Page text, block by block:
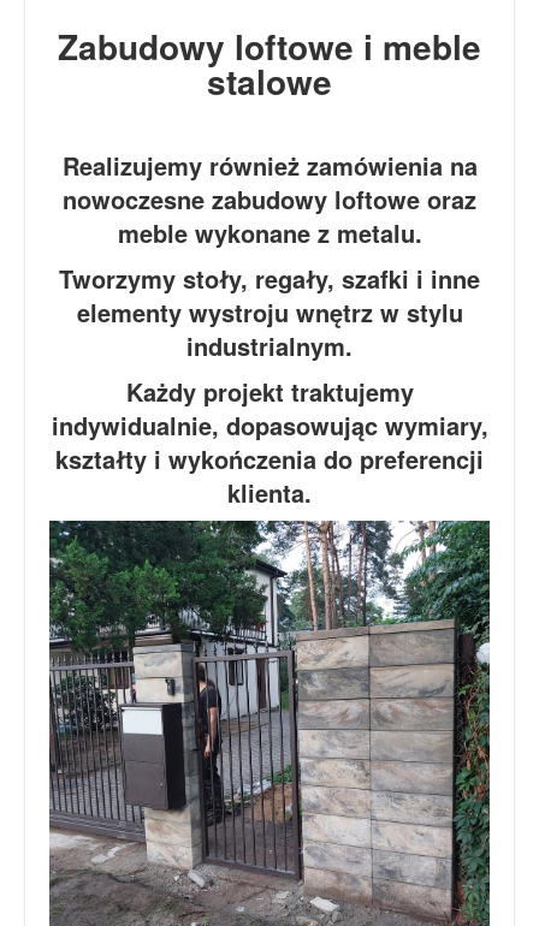
Zabudowy loftowe i meble
stalowe
Realizujemy również zamówienia na
nowoczesne zabudowy loftowe oraz
meble wykonane z metalu.
Tworzymy stoły, regały, szafki i inne
elementy wystroju wnętrz w stylu
industrialnym.
Każdy projekt traktujemy
indywidualnie, dopasowując wymiary,
kształty i wykończenia do preferencji
klienta.